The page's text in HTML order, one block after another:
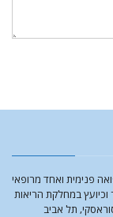
פנימית ואחד מרופאי
במחלקת הריאות
תל אביב